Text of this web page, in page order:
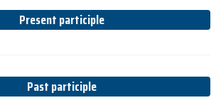
Present participle
Past participle